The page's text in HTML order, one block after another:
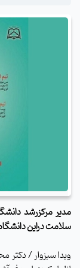
مدیر مرکزرشد
سلامت دراین
وبدا سبزوار / دکتر